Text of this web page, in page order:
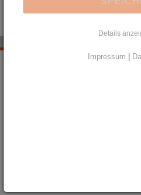
Schlesischen Museum zu
Details
Impressum